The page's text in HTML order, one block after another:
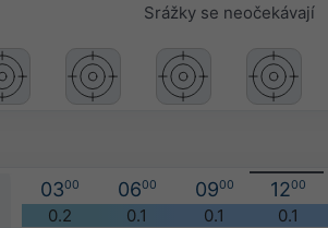
Srážky se neočekávají
0300 0600 0900 1200
0.2 0.1 0.1 0.1